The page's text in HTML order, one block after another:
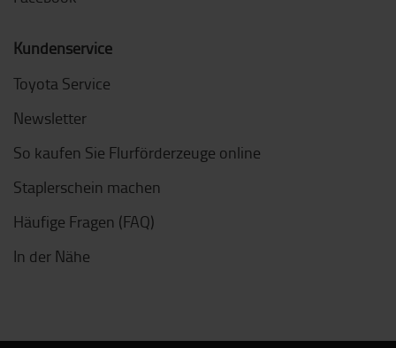
Kundenservice
Toyota Service
Newsletter
So kaufen Sie Flurförderzeuge online
Staplerschein machen
Häufige Fragen (FAQ)
In der Nähe